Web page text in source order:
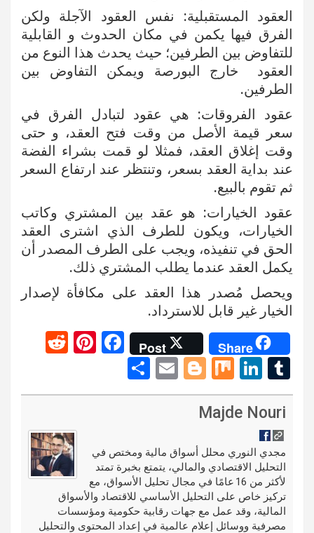
العقود المستقبلية: نفس العقود الآجلة ولكن
الفرق فيها يكمن في مكان الحدوث و القابلية
للتفاوض بين الطرفين؛ حيث يحدث هذا النوع من
العقود خارج البورصة ويمكن التفاوض بين
الطرفين.
عقود الفروقات: هي عقود لتبادل الفرق في
سعر قيمة الأصل من وقت فتح العقد، و حتى
وقت إغلاق العقد، فمثلا لو قمت بشراء الفضة
عند بداية العقد بسعر، وتنتظر عند ارتفاع السعر
ثم تقوم بالبيع.
عقود الخيارات: هو عقد بين المشتري وكاتب
الخيارات، ويكون للطرف الذي اشترى العقد
الحق في تنفيذه، ويجب على الطرف المصدر أن
يكمل العقد عندما يطلب المشتري ذلك.
ويحصل مُصدر هذا العقد على مكافأة لإصدار
الخيار غير قابل للاسترداد.
Share
Post
F
ce
o
k
Pi
er
t
d
t
T
u
m
bl
r
Li
n
ke
n
M
ix
Bl
o
er
E
m
h
Majde Nouri
مجدي النوري محلل أسواق مالية ومختص في
التحليل الاقتصادي والمالي، يتمتع بخبرة تمتد
لأكثر من 16 عامًا في مجال تحليل الأسواق، مع
تركيز خاص على التحليل الأساسي للاقتصاد والأسواق
المالية، وقد عمل مع جهات رقابية حكومية ومؤسسات
مصرفية ووسائل إعلام عالمية في إعداد المحتوى والتحليل